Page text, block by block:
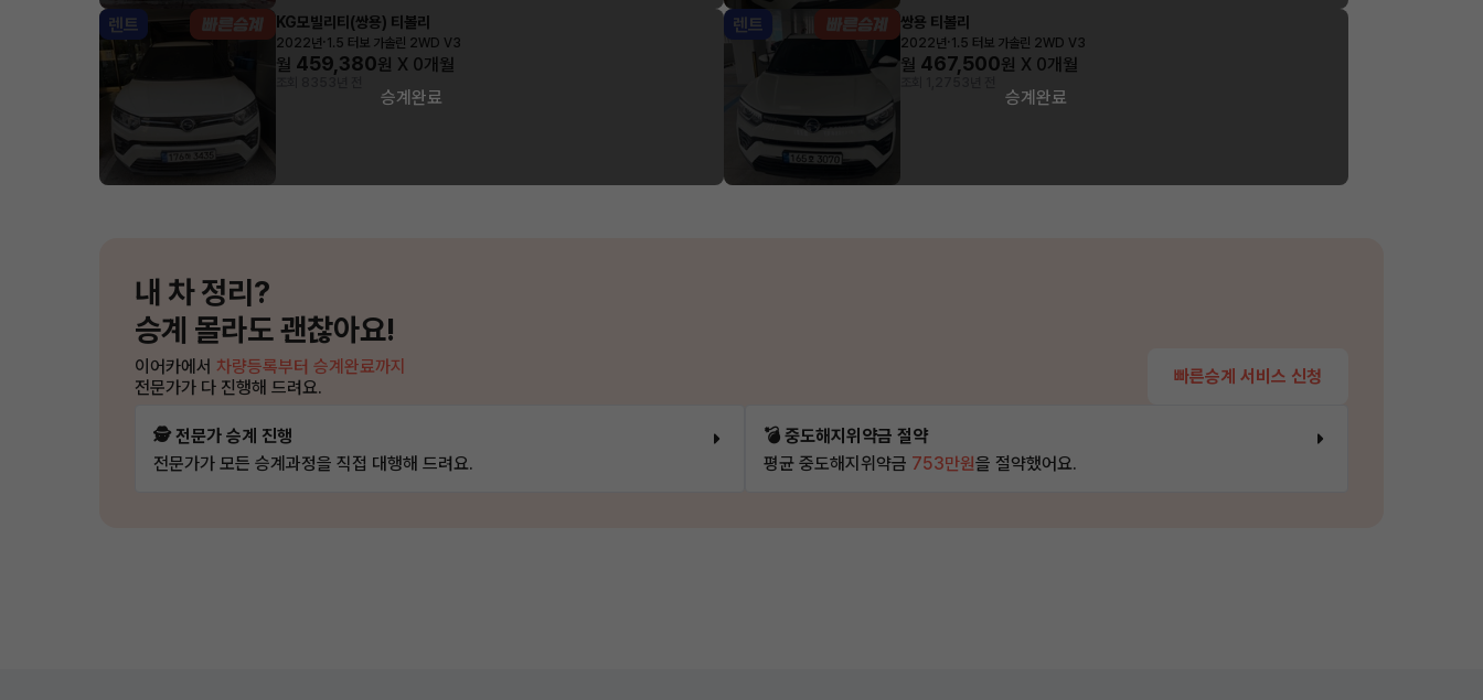
렌트 KG모빌리티(쌍용) 티볼리
2022년· 1.5 터보 가솔린 2WD V3
월 459,380원 X 0개월
승계완료
렌트 쌍용 티볼리
2022년· 1.5 터보 가솔린 2WD V3
월 467,500원 X 0개월
승계완료
내 차 정리?
승계 몰라도 괜찮아요!
이어카에서 차량등록부터 승계완료까지
전문가가 다 진행해 드려요.
빠른승계 서비스 신청
🕵️ 전문가 승계 진행
전문가가 모든 승계과정을 직접 대행해 드려요.
💣 중도해지위약금 절약
평균 중도해지위약금 753만원을 절약했어요.